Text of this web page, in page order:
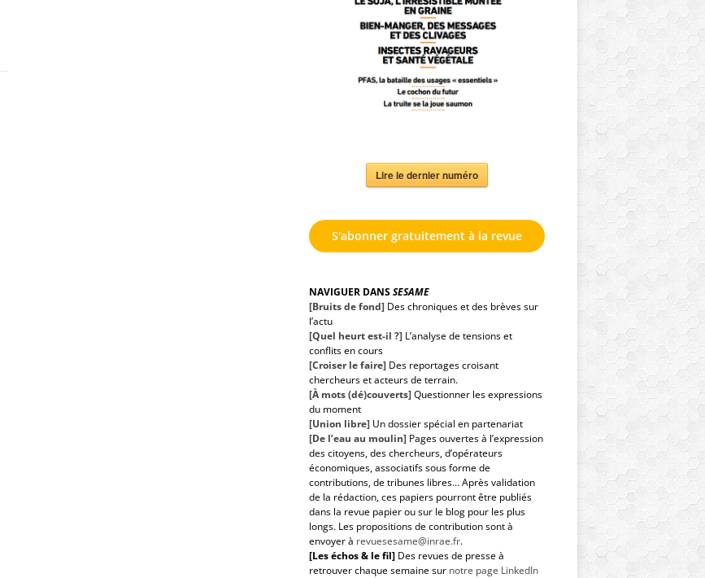
Lire le dernier numéro
S'abonner gratuitement à la revue
NAVIGUER DANSSESAME
[Bruits de fond] Des chroniques et des brèves sur
l’actu
[Quel heurt est-il ?] L’analyse de tensions et
conflits en cours
[Croiser le faire] Des reportages croisant
chercheurs et acteurs de terrain.
[À mots (dé)couverts]Questionner les expressions
du moment
[Union libre] Un dossier spécial en partenariat
[De l’eau au moulin] Pages ouvertes à l’expression
des citoyens, des chercheurs, d’opérateurs
économiques, associatifs sous forme de
contributions, de tribunes libres… Après validation
de la rédaction, ces papiers pourront être publiés
dans la revue papier ou sur le blog pour les plus
longs. Les propositions de contribution sont à
envoyer à revuesesame@inrae.fr.
[Les échos & le fil] Des revues de presse à
retrouver chaque semaine sur notre page LinkedIn